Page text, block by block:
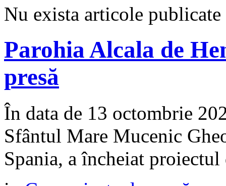
Nu exista articole
Parohia Alcala de
presă
În data de 13 octombrie
Sfântul Mare Mucenic
Spania, a încheiat